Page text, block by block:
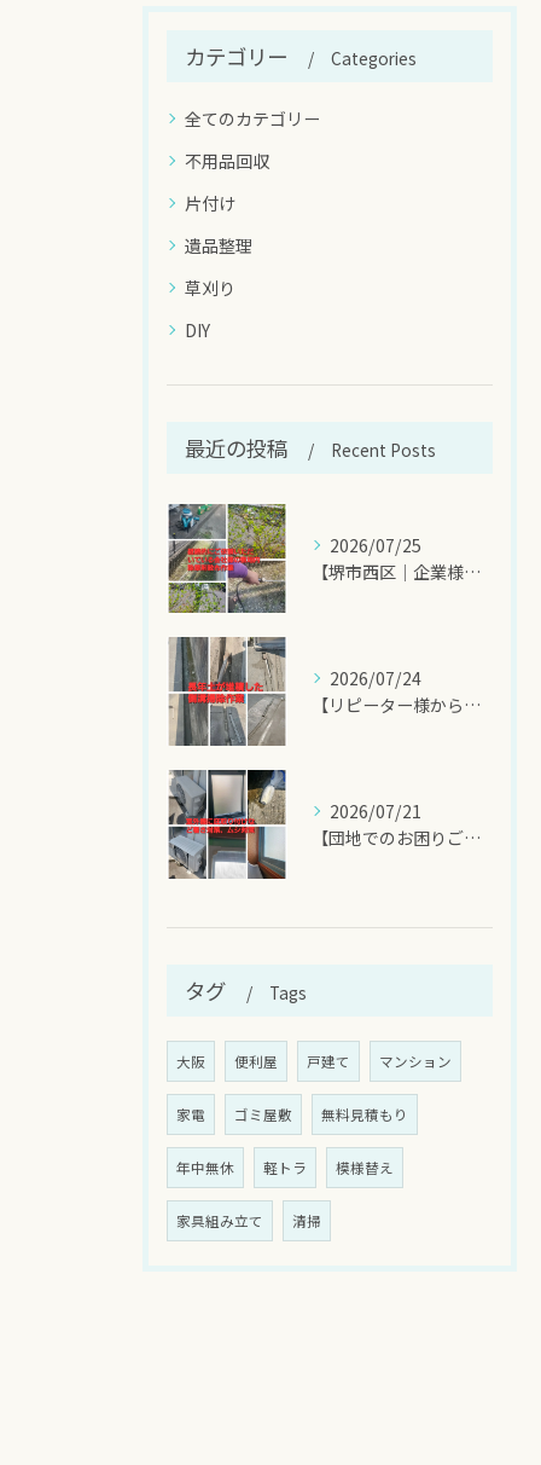
カテゴリー Categories
全てのカテゴリー
不用品回収
片付け
遺品整理
草刈り
DIY
最近の投稿 Recent Posts
2026/07/25
【堺市西区｜企業様敷地内の除草剤散布作業】
2026/07/24
【リピーター様からのご依頼！側溝掃除でスッキリ快適】
2026/07/21
【団地でのお困りごと解決！室外機のひさし取り付け＆ムシ侵入対...
タグ Tags
大阪 便利屋 戸建て マンション
家電 ゴミ屋敷 無料見積もり
年中無休 軽トラ 模様替え
家具組み立て 清掃